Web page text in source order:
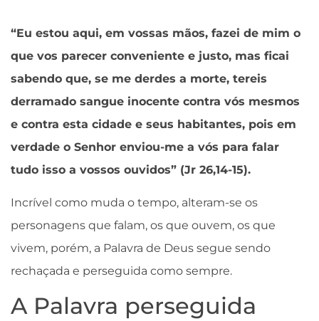
“Eu estou aqui, em vossas mãos, fazei de mim o
que vos parecer conveniente e justo, mas ficai
sabendo que, se me derdes a morte, tereis
derramado sangue inocente contra vós mesmos
e contra esta cidade e seus habitantes, pois em
verdade o Senhor enviou-me a vós para falar
tudo isso a vossos ouvidos” (Jr 26,14-15).
Incrível como muda o tempo, alteram-se os
personagens que falam, os que ouvem, os que
vivem, porém, a Palavra de Deus segue sendo
rechaçada e perseguida como sempre.
A Palavra perseguida